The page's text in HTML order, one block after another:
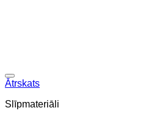
Ātrskats
Slīpmateriāli